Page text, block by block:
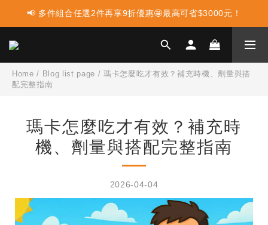
📢 蛋白點心新上市 ! 點這裡享優惠👈
Home / Blog list page /瑪卡怎麼吃才有效？補充時機、劑量與搭
配完整指南
瑪卡怎麼吃才有效？補充時
機、劑量與搭配完整指南
2026-04-04